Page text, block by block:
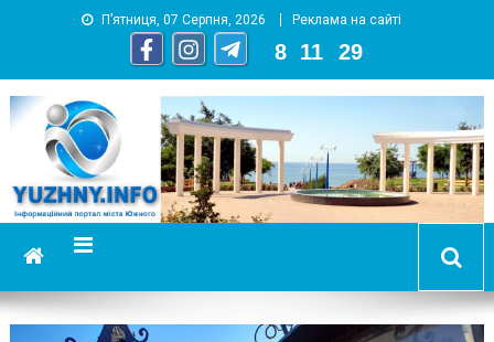
П’ятниця, 07 Серпня, 2026 Реклама на сайті
8 11 31
YUZHNY.INFO
информационный портал города Южный